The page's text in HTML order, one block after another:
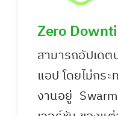
Zero
สามารถอัปเดต
แอป โดยไม่กร
งานอยู่